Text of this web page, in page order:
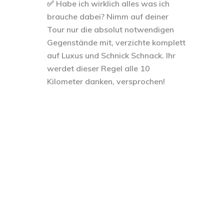
✅ Habe ich wirklich alles was ich
brauche dabei? Nimm auf deiner
Tour nur die absolut notwendigen
Gegenstände mit, verzichte komplett
auf Luxus und Schnick Schnack. Ihr
werdet dieser Regel alle 10
Kilometer danken, versprochen!